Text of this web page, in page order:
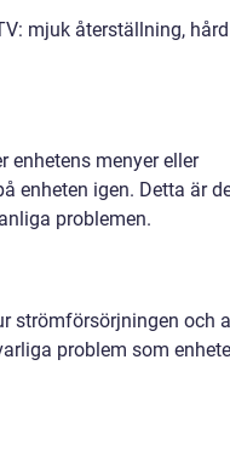
mjuk återställning, hård
enhetens menyer eller
enheten igen. Detta är
problemen.
strömförsörjningen och
problem som